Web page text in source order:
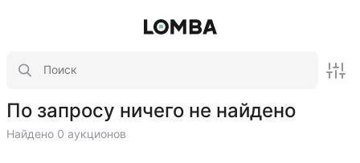
По запросу ничего не найдено
Найдено 0 аукционов